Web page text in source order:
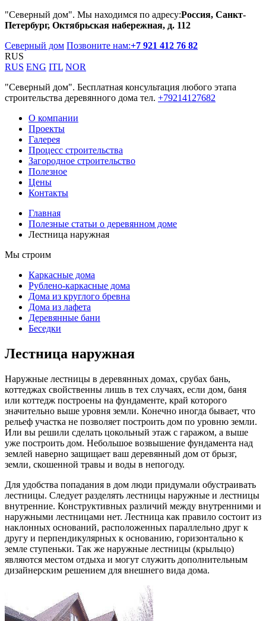
"Северный дом". Мы находимся по адресу:Россия, Санкт-
Петербург, Октябрьская набережная, д. 112
Северный дом Позвоните нам:+7 921 412 76 82
RUS
RUS ENG ITL NOR
"Северный дом". Бесплатная консультация любого этапа
строительства деревянного дома тел. +79214127682
О компании
Проекты
Галерея
Процесс строительства
Загородное строительство
Полезное
Цены
Контакты
Главная
Полезные статьи о деревянном доме
Лестница наружная
Мы строим
Каркасные дома
Рублено-каркасные дома
Дома из круглого бревна
Дома из лафета
Деревянные бани
Беседки
Лестница наружная
Наружные лестницы в деревянных домах, срубах бань,
коттеджах свойственны лишь в тех случаях, если дом, баня
или коттедж построены на фундаменте, край которого
значительно выше уровня земли. Конечно иногда бывает, что
рельеф участка не позволяет построить дом по уровню земли.
Или вы решили сделать цокольный этаж с гаражом, а выше
уже построить дом. Небольшое возвышение фундамента над
землей наверно защищает ваш деревянный дом от брызг,
земли, скошенной травы и воды в непогоду.
Для удобства попадания в дом люди придумали обустраивать
лестницы. Следует разделять лестницы наружные и лестницы
внутренние. Конструктивных различий между внутренними и
наружными лестницами нет. Лестница как правило состоит из
наклонных оснований, расположенных параллельно друг к
другу и перпендикулярных к основанию, горизонтально к
земле ступеньки. Так же наружные лестницы (крыльцо)
являются местом отдыха и могут служить дополнительным
дизайнерским решением для внешнего вида дома.